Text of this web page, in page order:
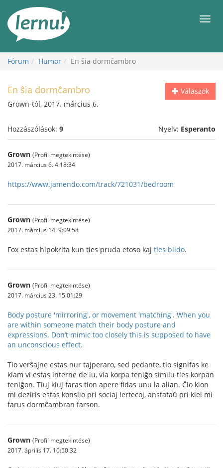
Fórum Humor En ŝia dormĉambro
Válaszok
En ŝia dormĉambro
Grown-tól, 2017. március 6.
Hozzászólások: 9 Nyelv: Esperanto
Grown (Profil megtekintése)
2017. március 6. 4:18:34
https://www.jamendo.com/track/721031/bedroom
Grown (Profil megtekintése)
2017. március 14. 9:09:58
Fox estas hipokrita kun ties pruda etoso kaj ties bildo.
Grown (Profil megtekintése)
2017. március 23. 15:01:29
Body posture 'mirroring', or movement 'matching'. When you
are within someone match their body posture and
expressions. Don’t mimic too closely this is supposed to have
an unconscious effect.
Tio verŝajne estas nur tajperaro, sed pedante, tio signifas ke
kiam vi estas interne de iu, via korpa teniĝo similu ties korpan
teniĝon. Tiuj kiuj faras tion apere fidas unu la alian. Ĉio kion
mi deziris estas konsilo pri sociaj lertecoj, anstataŭ pri kiel mi
farus dormĉambran farson.
Grown (Profil megtekintése)
2017. április 17. 10:50:32